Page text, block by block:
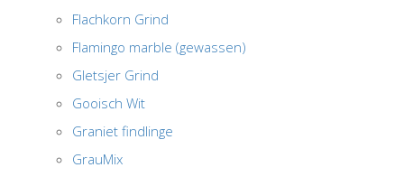
Flachkorn Grind
Flamingo marble (gewassen)
Gletsjer Grind
Gooisch Wit
Graniet findlinge
GrauMix